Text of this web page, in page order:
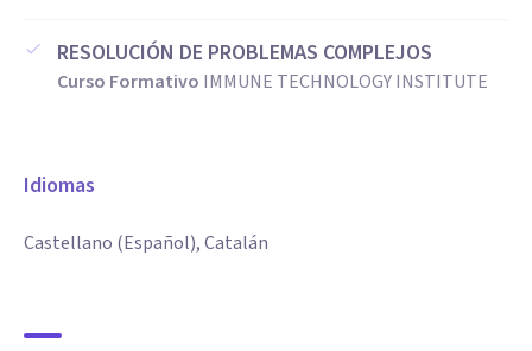
RESOLUCIÓN DE PROBLEMAS COMPLEJOS
Curso Formativo IMMUNE TECHNOLOGY INSTITUTE
Idiomas
Castellano (Español), Catalán